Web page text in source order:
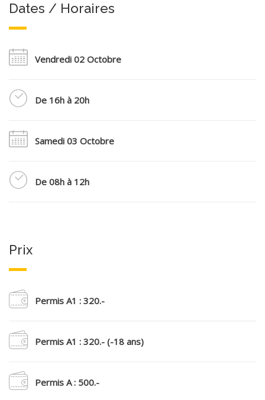
Dates / Horaires
Vendredi 02 Octobre
De 16h à 20h
Samedi 03 Octobre
De 08h à 12h
Prix
Permis A1 : 320.-
Permis A1 : 320.- (-18 ans)
Permis A : 500.-